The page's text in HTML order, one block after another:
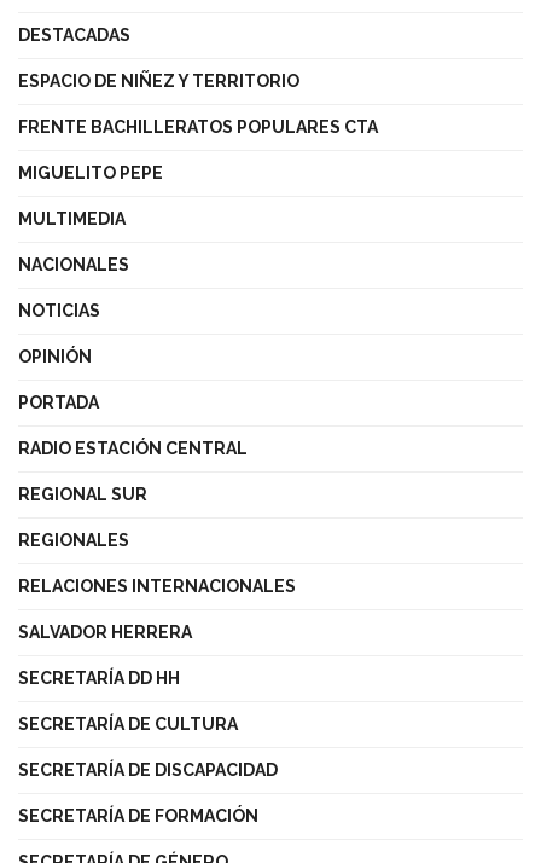
DESTACADAS
ESPACIO DE NIÑEZ Y TERRITORIO
FRENTE BACHILLERATOS POPULARES CTA
MIGUELITO PEPE
MULTIMEDIA
NACIONALES
NOTICIAS
OPINIÓN
PORTADA
RADIO ESTACIÓN CENTRAL
REGIONAL SUR
REGIONALES
RELACIONES INTERNACIONALES
SALVADOR HERRERA
SECRETARÍA DD HH
SECRETARÍA DE CULTURA
SECRETARÍA DE DISCAPACIDAD
SECRETARÍA DE FORMACIÓN